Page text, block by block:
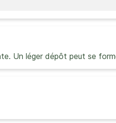
Un léger dépôt peut se